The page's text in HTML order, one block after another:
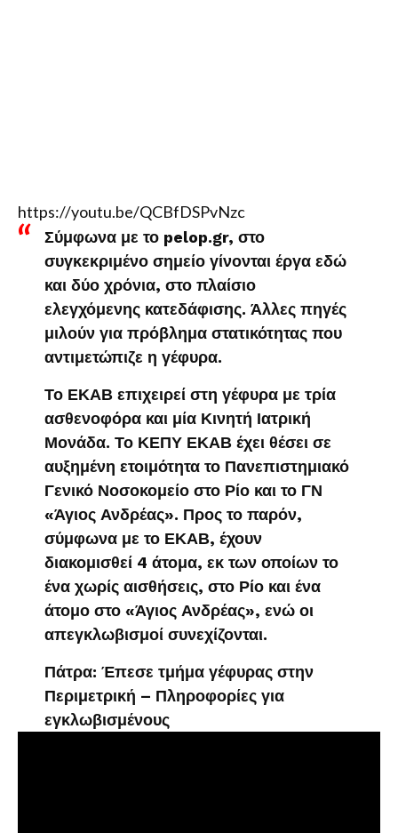
https://youtu.be/QCBfDSPvNzc
Σύμφωνα με το pelop.gr, στο
συγκεκριμένο σημείο γίνονται έργα εδώ
και δύο χρόνια, στο πλαίσιο
ελεγχόμενης κατεδάφισης. Άλλες πηγές
μιλούν για πρόβλημα στατικότητας που
αντιμετώπιζε η γέφυρα.
Το ΕΚΑΒ επιχειρεί στη γέφυρα με τρία
ασθενοφόρα και μία Κινητή Ιατρική
Μονάδα. Το ΚΕΠΥ ΕΚΑΒ έχει θέσει σε
αυξημένη ετοιμότητα το Πανεπιστημιακό
Γενικό Νοσοκομείο στο Ρίο και το ΓΝ
«Άγιος Ανδρέας». Προς το παρόν,
σύμφωνα με το ΕΚΑΒ, έχουν
διακομισθεί 4 άτομα, εκ των οποίων το
ένα χωρίς αισθήσεις, στο Ρίο και ένα
άτομο στο «Άγιος Ανδρέας», ενώ οι
απεγκλωβισμοί συνεχίζονται.
Πάτρα: Έπεσε τμήμα γέφυρας στην
Περιμετρική – Πληροφορίες για
εγκλωβισμένους